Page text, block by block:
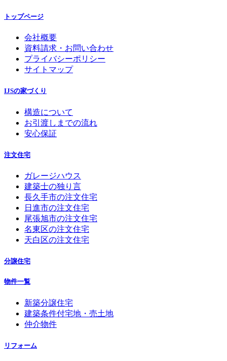
トップページ
会社概要
資料請求・お問い合わせ
プライバシーポリシー
サイトマップ
IJSの家づくり
構造について
お引渡しまでの流れ
安心保証
注文住宅
ガレージハウス
建築士の独り言
長久手市の注文住宅
日進市の注文住宅
尾張旭市の注文住宅
名東区の注文住宅
天白区の注文住宅
分譲住宅
物件一覧
新築分譲住宅
建築条件付宅地・売土地
仲介物件
リフォーム